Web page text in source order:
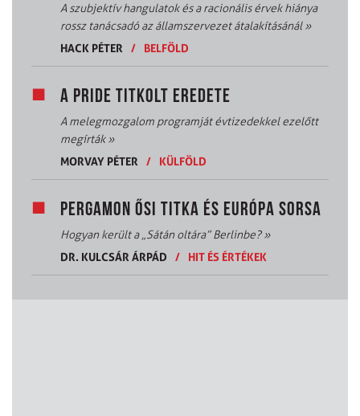
A szubjektív hangulatok és a racionális érvek hiánya
rossz tanácsadó az államszervezet átalakításánál»
HACK PÉTER
/ BELFÖLD
A PRIDE TITKOLT EREDETE
A melegmozgalom programját évtizedekkel ezelőtt
megírták»
MORVAY PÉTER
/ KÜLFÖLD
PERGAMON ŐSI TITKA ÉS EURÓPA SORSA
Hogyan került a „Sátán oltára” Berlinbe?»
DR. KULCSÁR ÁRPÁD
/ HIT ÉS ÉRTÉKEK